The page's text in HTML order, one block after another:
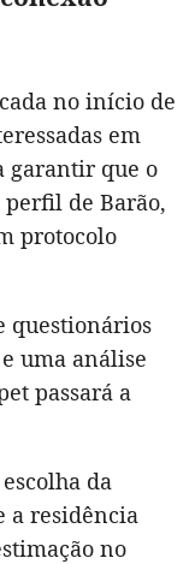
no início de
em
garantir que o
de Barão,
protocolo
questionários
uma análise
passará a
da
a residência
no